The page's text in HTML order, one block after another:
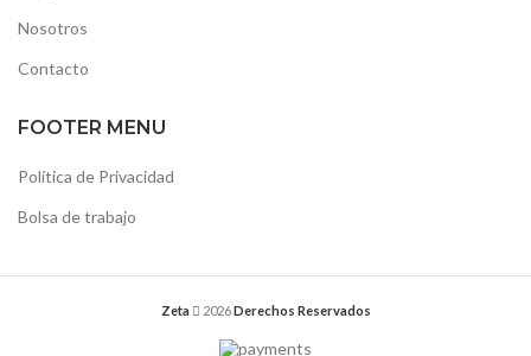
Nosotros
Contacto
FOOTER MENU
Política de Privacidad
Bolsa de trabajo
Zeta 2026Derechos Reservados